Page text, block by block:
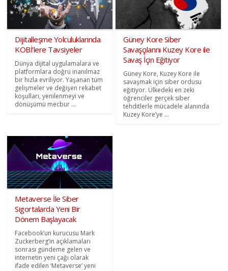
Dijitalleşme Yolculuklarında
KOBİ’lere Tavsiyeler
Dünya dijital uygulamalara ve
platformlara doğru inanılmaz
bir hızla evriliyor. Yaşanan tüm
gelişmeler ve değişen rekabet
koşulları, yenilenmeyi ve
dönüşümü mecbur ...
Güney Kore Siber
Savaşçılarını Kuzey Kore ile
Savaş İçin Eğitiyor
Güney Kore, Kuzey Kore ile
savaşmak için siber ordusu
eğitiyor. Ülkedeki en zeki
öğrenciler gerçek siber
tehditlerle mücadele alanında
Kuzey Kore’ye ...
Metaverse İle Siber
Sigortalarda Yeni Bir
Dönem Başlayacak
Facebook’un kurucusu Mark
Zuckerberg’in açıklamaları
sonrası gündeme gelen ve
internetin yeni çağı olarak
ifade edilen ‘Metaverse’ yeni